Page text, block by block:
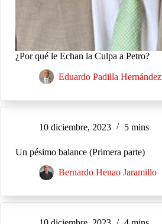
¿Por qué le Echan la Culpa a Petro?
Eduardo Padilla Hernández
10 diciembre, 2023 5 mins
Un pésimo balance (Primera parte)
Bernardo Henao Jaramillo